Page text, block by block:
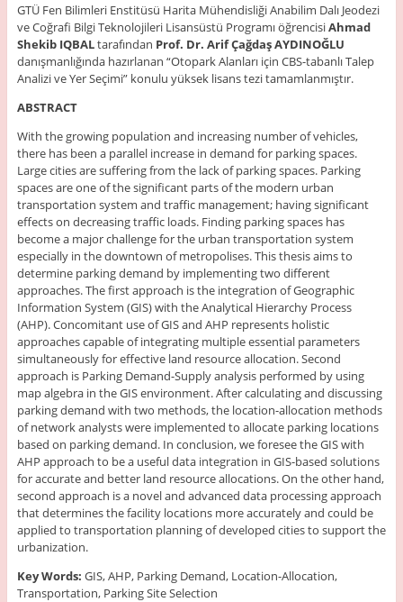
GTÜ Fen Bilimleri Enstitüsü Harita Mühendisliği Anabilim Dalı Jeodezi
ve Coğrafi Bilgi Teknolojileri Lisansüstü Programı öğrencisiAhmad
Shekib IQBALtarafından Prof. Dr. Arif Çağdaş AYDINOĞLU
danışmanlığında hazırlanan “Otopark Alanları için CBS-tabanlı Talep
Analizi ve Yer Seçimi” konulu yüksek lisans tezi tamamlanmıştır.
ABSTRACT
With the growing population and increasing number of vehicles,
there has been a parallel increase in demand for parking spaces.
Large cities are suffering from the lack of parking spaces. Parking
spaces are one of the significant parts of the modern urban
transportation system and traffic management; having significant
effects on decreasing traffic loads. Finding parking spaces has
become a major challenge for the urban transportation system
especially in the downtown of metropolises. This thesis aims to
determine parking demand by implementing two different
approaches. The first approach is the integration of Geographic
Information System (GIS) with the Analytical Hierarchy Process
(AHP). Concomitant use of GIS and AHP represents holistic
approaches capable of integrating multiple essential parameters
simultaneously for effective land resource allocation. Second
approach is Parking Demand-Supply analysis performed by using
map algebra in the GIS environment. After calculating and discussing
parking demand with two methods, the location-allocation methods
of network analysts were implemented to allocate parking locations
based on parking demand. In conclusion, we foresee the GIS with
AHP approach to be a useful data integration in GIS-based solutions
for accurate and better land resource allocations. On the other hand,
second approach is a novel and advanced data processing approach
that determines the facility locations more accurately and could be
applied to transportation planning of developed cities to support the
urbanization.
Key Words: GIS, AHP, Parking Demand, Location-Allocation,
Transportation, Parking Site Selection